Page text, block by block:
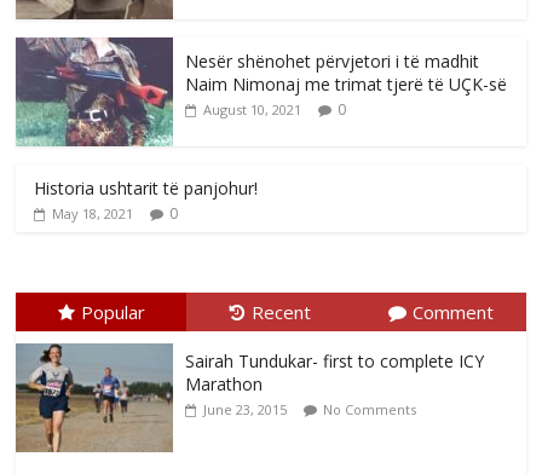
Nesër shënohet përvjetori i të madhit
Naim Nimonaj me trimat tjerë të UÇK-së
August 10, 2021 0
Historia ushtarit të panjohur!
May 18, 2021 0
Popular Recent Comment
Sairah Tundukar- first to complete ICY
Marathon
June 23, 2015 No Comments